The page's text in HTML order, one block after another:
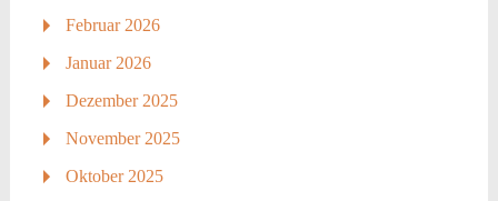
Februar 2026
Januar 2026
Dezember 2025
November 2025
Oktober 2025